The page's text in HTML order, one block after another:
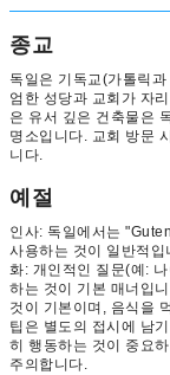
종교
독일은 기독교(가톨릭
엄한 성당과 교회가 자
은 유서 깊은 건축물은
명소입니다. 교회 방문
니다.
예절
인사: 독일에서는
사용하는 것이 일반적
화: 개인적인 질문(예:
하는 것이 기본 매너입
것이 기본이며, 음식을
팁은 별도의 접시에 남
히 행동하는 것이 중요
주의합니다.